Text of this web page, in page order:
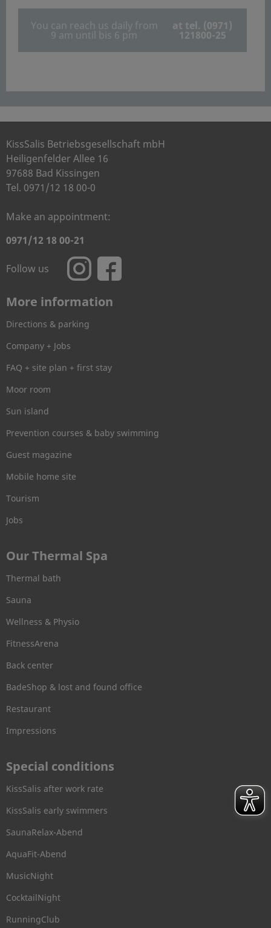
You can reach us daily from
9 am until bis 6 pm
at tel. (0971)
121800-25
KissSalis Betriebsgesellschaft mbH
Heiligenfelder Allee 16
97688 Bad Kissingen
Tel. 0971/12 18 00-0
Make an appointment:
0971/12 18 00-21
Follow us
More information
Directions & parking
Company + Jobs
FAQ + site plan + first stay
Moor room
Sun island
Prevention courses & baby swimming
Guest magazine
Mobile home site
Tourism
Jobs
Our Thermal Spa
Thermal bath
Sauna
Wellness & Physio
FitnessArena
Back center
BadeShop & lost and found office
Restaurant
Impressions
Special conditions
KissSalis after work rate
KissSalis early swimmers
SaunaRelax-Abend
AquaFit-Abend
MusicNight
CocktailNight
RunningClub